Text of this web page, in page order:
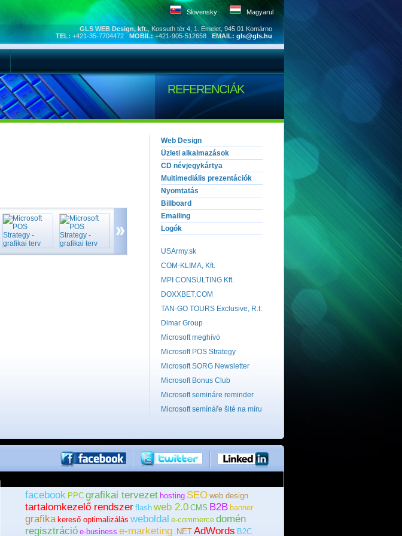
GLS WEB Design, kft., Kossuth tér 4, 1. Emelet, 945 01 Komárno
TEL: +421-35-7704472 MOBIL:+421-905-512658 EMAIL: gls@gls.hu
Slovensky Magyarul
REFERENCIÁK
Web Design
Üzleti alkalmazások
CD névjegykártya
Multimediális prezentációk
Nyomtatás
Billboard
Emailing
Logók
USArmy.sk
COM-KLIMA, Kft.
MPI CONSULTING Kft.
DOXXBET.COM
TAN-GO TOURS Exclusive, R.t.
Dimar Group
Microsoft meghívó
Microsoft POS Strategy
Microsoft SORG Newsletter
Microsoft Bonus Club
Microsoft semináre reminder
Microsoft semínáře šité na míru
facebook PPC grafikai tervezet hosting SEO web design
tartalomkezelő rendszer flash web 2.0 CMS B2B banner
grafika kereső optimalizálás weboldal e-commerce domén
regisztráció e-business e-marketing .NET AdWords B2C